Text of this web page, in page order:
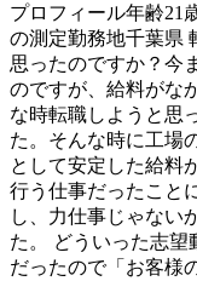
プロフィール年齢21
の測定勤務地千葉県
思ったのですか？今
のですが、給料がな
な時転職しようと思
た。そんな時に工場
として安定した給料
行う仕事だったこと
し、力仕事じゃない
た。 どういった志
だったので「お客様